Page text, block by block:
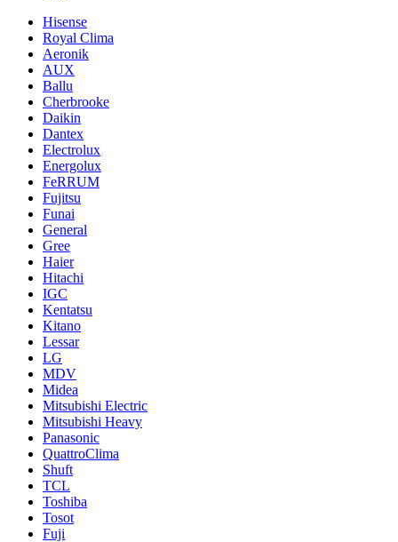
Hisense
Royal Clima
Aeronik
AUX
Ballu
Cherbrooke
Daikin
Dantex
Electrolux
Energolux
FeRRUM
Fujitsu
Funai
General
Gree
Haier
Hitachi
IGC
Kentatsu
Kitano
Lessar
LG
MDV
Midea
Mitsubishi Electric
Mitsubishi Heavy
Panasonic
QuattroClima
Shuft
TCL
Toshiba
Tosot
Fuji